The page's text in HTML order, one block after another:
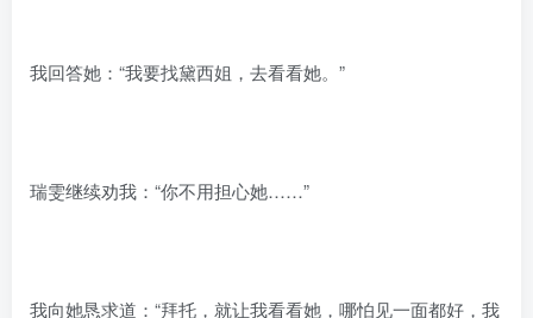
我回答她：“我要找黛西姐，去看看她。”
瑞雯继续劝我：“你不用担心她……”
我向她恳求道：“拜托，就让我看看她，哪怕见一面都好，我